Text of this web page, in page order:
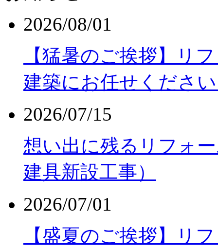
2026/08/01
【猛暑のご挨拶】リ
建築にお任せくださ
2026/07/15
想い出に残るリフォ
建具新設工事）
2026/07/01
【盛夏のご挨拶】リ